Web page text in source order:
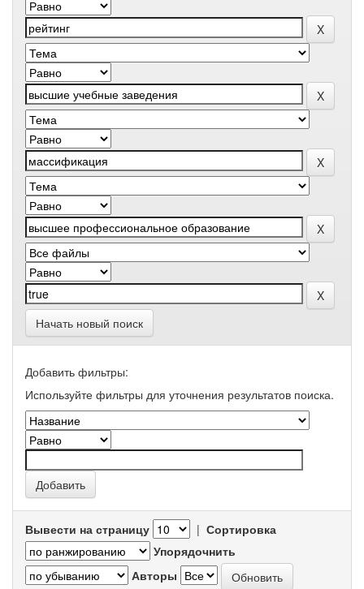
Начать новый поиск
Добавить фильтры:
Используйте фильтры для уточнения результатов поиска.
Вывести на страницу | Сортировка
Упорядочнить
Авторы